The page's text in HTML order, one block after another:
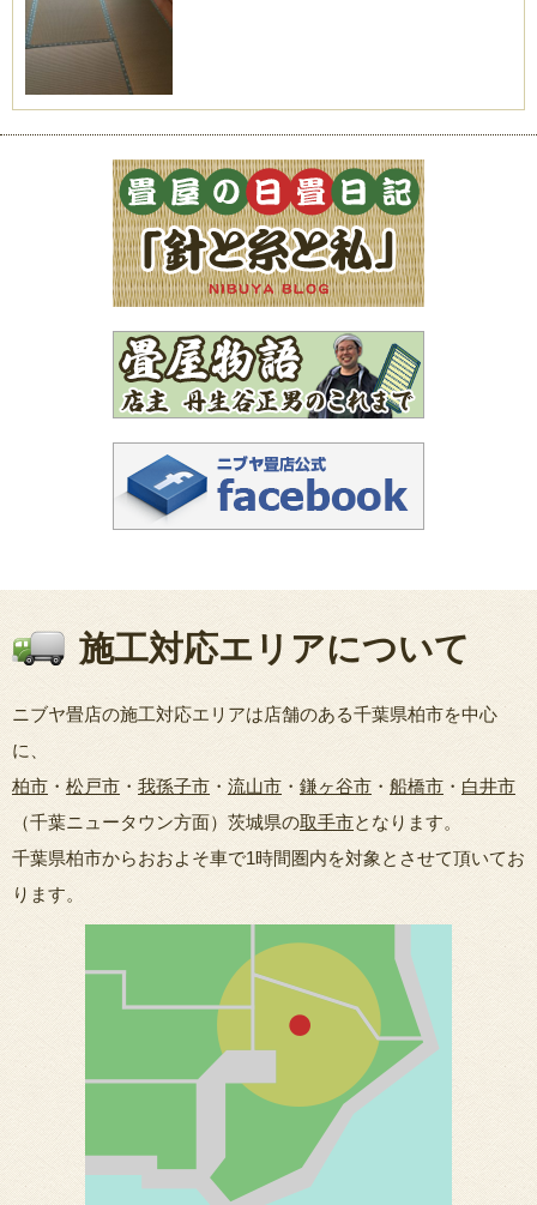
施工対応エリアについて
ニブヤ畳店の施工対応エリアは店舗のある千葉県柏市を中心
に、
柏市・松戸市・我孫子市・流山市・鎌ヶ谷市・船橋市・白井市
（千葉ニュータウン方面）茨城県の取手市となります。
千葉県柏市からおおよそ車で1時間圏内を対象とさせて頂いてお
ります。